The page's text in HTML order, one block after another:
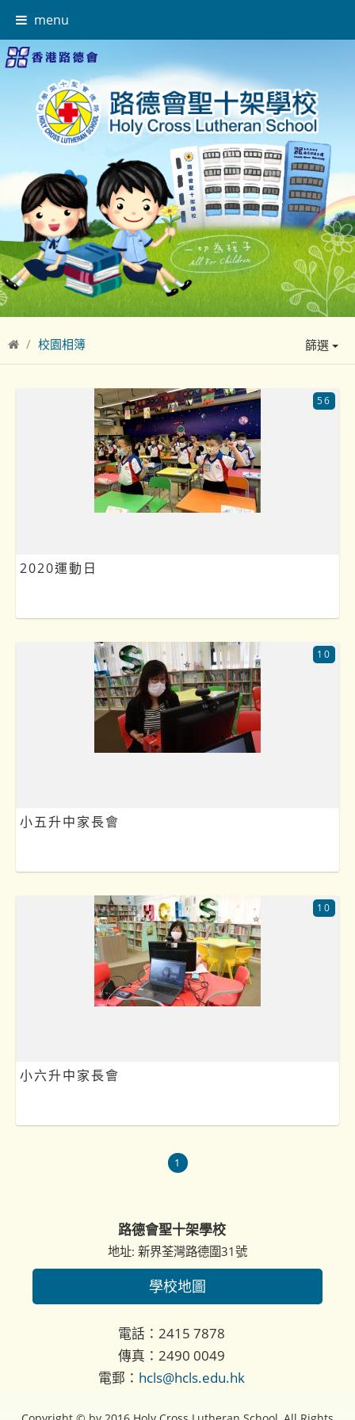
menu
校園相簿 篩選
2020運動日
56
小五升中家長會
10
小六升中家長會
10
1
路德會聖十架學校
地址: 新界荃灣路德圍31號
學校地圖
電話：2415 7878
傳真：2490 0049
電郵： hcls@hcls.edu.hk